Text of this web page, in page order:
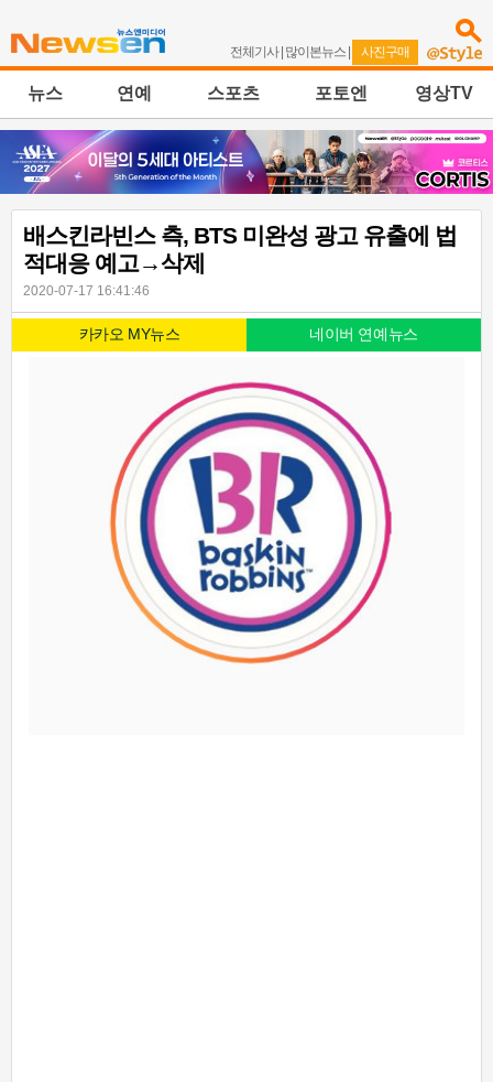
전체기사| 많이본뉴스 | 사진구매
뉴스 연예 스포츠 포토엔 영상TV
배스킨라빈스 측, BTS 미완성 광고 유출에 법
적대응 예고→삭제
2020-07-17 16:41:46
카카오 MY뉴스 네이버 연예뉴스